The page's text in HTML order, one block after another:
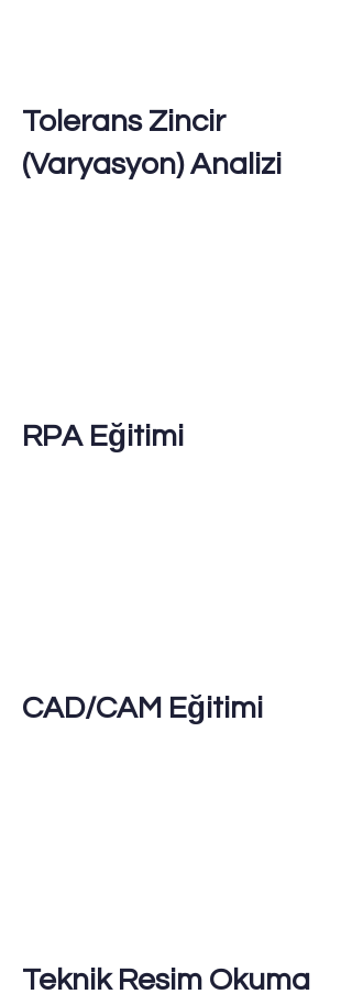
Tolerans Zincir
(Varyasyon) Analizi
RPA Eğitimi
CAD/CAM Eğitimi
Teknik Resim Okuma